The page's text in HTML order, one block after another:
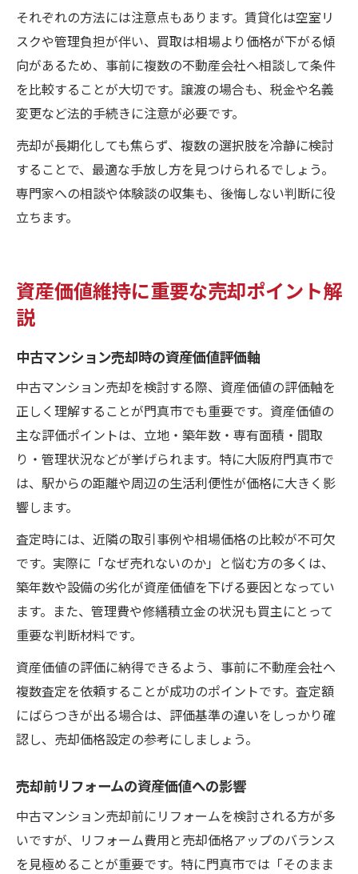
それぞれの方法には注意点もあります。賃貸化は空室リ
スクや管理負担が伴い、買取は相場より価格が下がる傾
向があるため、事前に複数の不動産会社へ相談して条件
を比較することが大切です。譲渡の場合も、税金や名義
変更など法的手続きに注意が必要です。
売却が長期化しても焦らず、複数の選択肢を冷静に検討
することで、最適な手放し方を見つけられるでしょう。
専門家への相談や体験談の収集も、後悔しない判断に役
立ちます。
資産価値維持に重要な売却ポイント解
説
中古マンション売却時の資産価値評価軸
中古マンション売却を検討する際、資産価値の評価軸を
正しく理解することが門真市でも重要です。資産価値の
主な評価ポイントは、立地・築年数・専有面積・間取
り・管理状況などが挙げられます。特に大阪府門真市で
は、駅からの距離や周辺の生活利便性が価格に大きく影
響します。
査定時には、近隣の取引事例や相場価格の比較が不可欠
です。実際に「なぜ売れないのか」と悩む方の多くは、
築年数や設備の劣化が資産価値を下げる要因となってい
ます。また、管理費や修繕積立金の状況も買主にとって
重要な判断材料です。
資産価値の評価に納得できるよう、事前に不動産会社へ
複数査定を依頼することが成功のポイントです。査定額
にばらつきが出る場合は、評価基準の違いをしっかり確
認し、売却価格設定の参考にしましょう。
売却前リフォームの資産価値への影響
中古マンション売却前にリフォームを検討される方が多
いですが、リフォーム費用と売却価格アップのバランス
を見極めることが重要です。特に門真市では「そのまま